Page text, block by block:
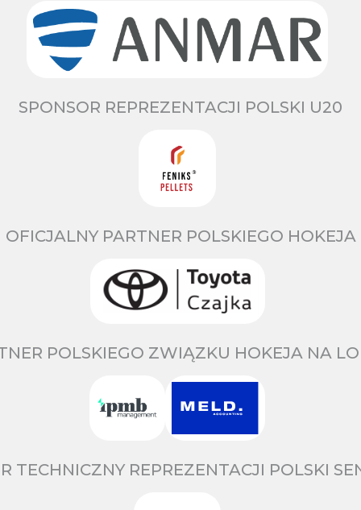
SPONSOR REPREZENTACJI POLSKI U20
OFICJALNY PARTNER POLSKIEGO HOKEJA
POLSKIEGO ZWIĄZKU HOKEJA NA
TECHNICZNY REPREZENTACJI POLSKI